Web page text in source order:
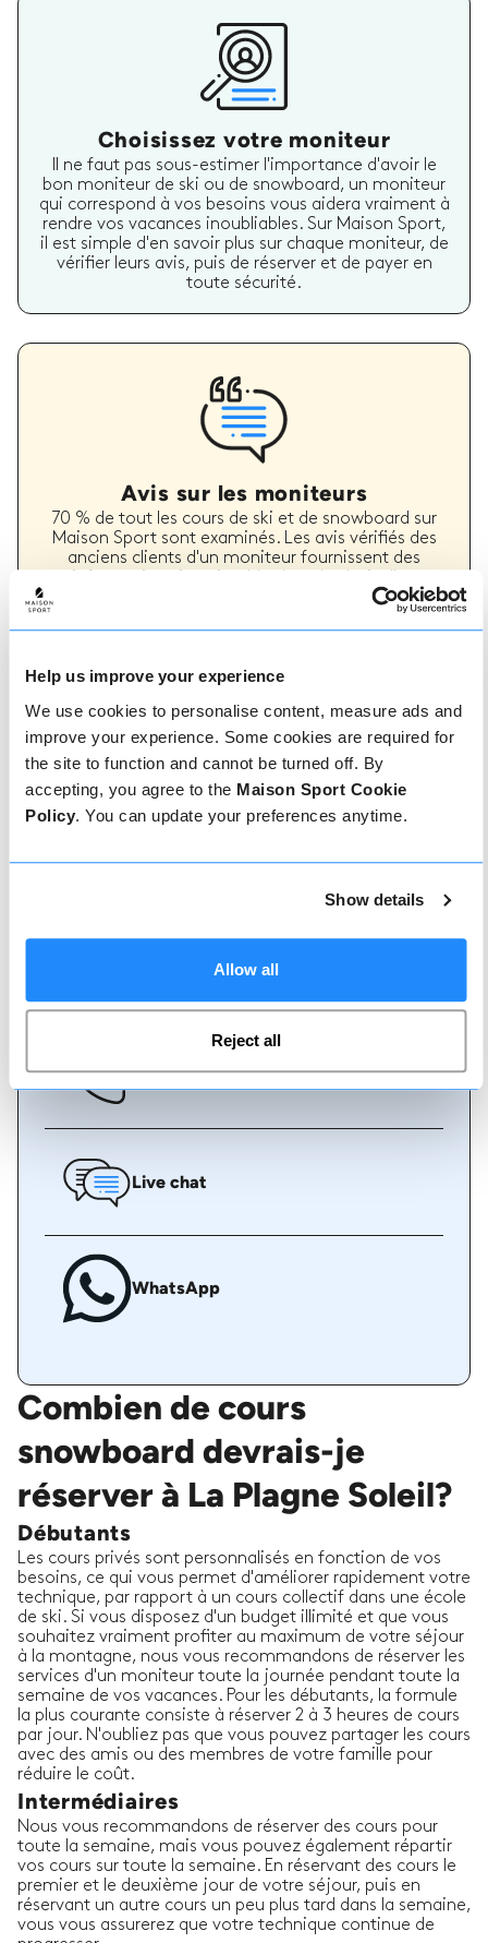
Help us improve your experience
We use cookies to personalise content, measure ads and
improve your experience. Some cookies are required for
the site to function and cannot be turned off. By
accepting, you agree to the Maison Sport Cookie
Policy. You can update your preferences anytime.
Show details
Allow all
Reject all
Choisissez votre moniteur
Il ne faut pas sous-estimer l'importance d'avoir le
bon moniteur de ski ou de snowboard, un moniteur
qui correspond à vos besoins vous aidera vraiment à
rendre vos vacances inoubliables. Sur Maison Sport,
il est simple d'en savoir plus sur chaque moniteur, de
vérifier leurs avis, puis de réserver et de payer en
toute sécurité.
Avis sur les moniteurs
70 % de tout les cours de ski et de snowboard sur
Maison Sport sont examinés. Les avis vérifiés des
anciens clients d'un moniteur fournissent des
moniteur. Vous pouvez voir si un moniteur offre
régulièrement un service de haute qualité et les
types de cours de ski ou de snowboard qu'il a
Comment réserver
Réserver avec nous ne pourrait pas être plus
Réserver en ligne
Appelez-nous
Live chat
WhatsApp
Combien de cours
snowboard devrais-je
réserver à La Plagne Soleil?
Débutants
Les cours privés sont personnalisés en fonction de vos
besoins, ce qui vous permet d'améliorer rapidement votre
technique, par rapport à un cours collectif dans une école
de ski. Si vous disposez d'un budget illimité et que vous
souhaitez vraiment profiter au maximum de votre séjour
à la montagne, nous vous recommandons de réserver les
services d'un moniteur toute la journée pendant toute la
semaine de vos vacances. Pour les débutants, la formule
la plus courante consiste à réserver 2 à 3 heures de cours
par jour. N'oubliez pas que vous pouvez partager les cours
avec des amis ou des membres de votre famille pour
réduire le coût.
Intermédiaires
Nous vous recommandons de réserver des cours pour
toute la semaine, mais vous pouvez également répartir
vos cours sur toute la semaine. En réservant des cours le
premier et le deuxième jour de votre séjour, puis en
réservant un autre cours un peu plus tard dans la semaine,
vous vous assurerez que votre technique continue de